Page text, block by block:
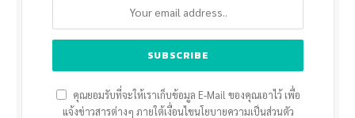
คุณยอมรับที่จะให้เราเก็บข้อมูล E-Mail ของคุณเอาไว้ เพื่อ
แจ้งข่าวสารต่างๆ ภายใต้เงื่อนไขนโยบายความเป็นส่วนตัว